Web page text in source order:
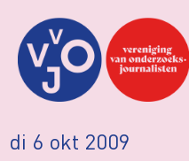
di 6 okt 2009